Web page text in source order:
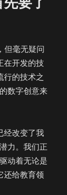
但毫无疑问
在开发的技
行的技术之
数字创意来
经改变了我
力。我们正
动着无论是
还给教育领